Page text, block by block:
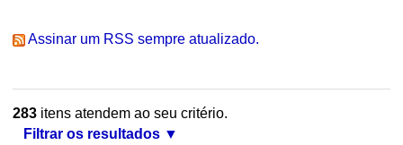
Assinar um RSS sempre atualizado.
283itens atendem ao seu critério.
Filtrar os resultados